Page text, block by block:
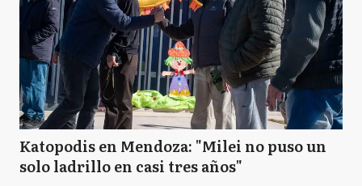
Katopodis en Mendoza: "Milei no puso un
solo ladrillo en casi tres años"